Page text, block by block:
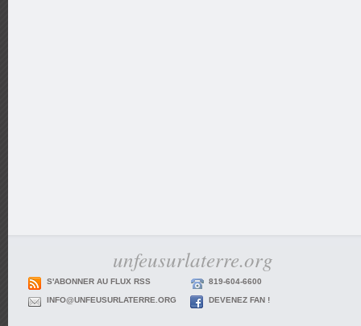
unfeusurlaterre.org
S'ABONNER AU FLUX RSS 819-604-6600
INFO@UNFEUSURLATERRE.ORG DEVENEZ FAN !